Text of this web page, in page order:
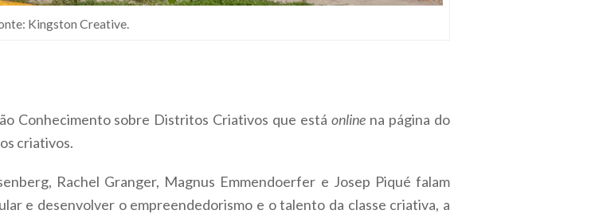
Kingston Creative.
Conhecimento sobre Distritos Criativos que estáonline na página do
criativos.
Rachel Granger, Magnus Emmendoerfer e Josep Piqué falam
e desenvolver o empreendedorismo e o talento da classe criativa, a